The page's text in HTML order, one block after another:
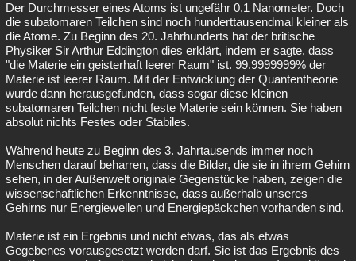
Der Durchmesser eines Atoms ist ungefähr 0,1 Nanometer. Doch
die subatomaren Teilchen sind noch hunderttausendmal kleiner als
die Atome. Zu Beginn des 20. Jahrhunderts hat der britische
Physiker Sir Arthur Eddington dies erklärt, indem er sagte, dass
"die Materie ein geisterhaft leerer Raum" ist. 99.9999999% der
Materie ist leerer Raum. Mit der Entwicklung der Quantentheorie
wurde dann herausgefunden, dass sogar diese kleinen
subatomaren Teilchen nicht feste Materie sein können. Sie haben
absolut nichts Festes oder Stabiles.
Während heute zu Beginn des 3. Jahrtausends immer noch
Menschen darauf beharren, dass die Bilder, die sie in ihrem Gehirn
sehen, in der Außenwelt originale Gegenstücke haben, zeigen die
wissenschaftlichen Erkenntnisse, dass außerhalb unseres
Gehirns nur Energiewellen und Energiepäckchen vorhanden sind.
Materie ist ein Ergebnis und nicht etwas, das als etwas
Gegebenes vorausgesetzt werden darf. Sie ist das Ergebnis des